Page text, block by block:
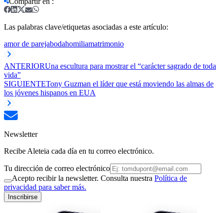
Las palabras clave/etiquetas asociadas a este artículo:
amor de parejabodahomiliamatrimonio
ANTERIORUna escultura para mostrar el “carácter sagrado de toda
vida”
SIGUIENTETony Guzman el líder que está moviendo las almas de
los jóvenes hispanos en EUA
Newsletter
Recibe Aleteia cada día en tu correo electrónico.
Tu dirección de correo electrónico
Acepto recibir la newsletter. Consulta nuestra Política de
privacidad para saber más.
Inscribirse